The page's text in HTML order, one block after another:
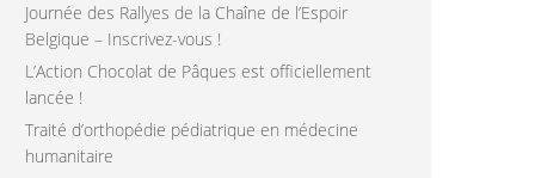
Journée des Rallyes de la Chaîne de l’Espoir
Belgique – Inscrivez-vous !
L’Action Chocolat de Pâques est officiellement
lancée !
Traité d’orthopédie pédiatrique en médecine
humanitaire